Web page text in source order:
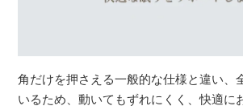
角だけを押さえる一般的な仕様と違い、
いるため、動いてもずれにくく、快適に